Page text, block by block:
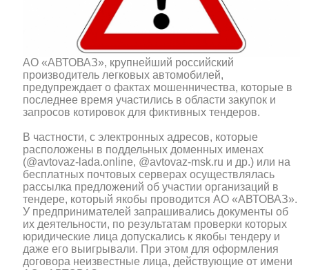
АО «АВТОВАЗ», крупнейший российский
производитель легковых автомобилей,
предупреждает о фактах мошенничества, которые в
последнее время участились в области закупок и
запросов котировок для фиктивных тендеров.
В частности, с электронных адресов, которые
расположены в поддельных доменных именах
(@avtovaz-lada.online, @avtovaz-msk.ru и др.) или на
бесплатных почтовых серверах осуществлялась
рассылка предложений об участии организаций в
тендере, который якобы проводится АО «АВТОВАЗ».
У предпринимателей запрашивались документы об
их деятельности, по результатам проверки которых
юридические лица допускались к якобы тендеру и
даже его выигрывали. При этом для оформления
договора неизвестные лица, действующие от имени